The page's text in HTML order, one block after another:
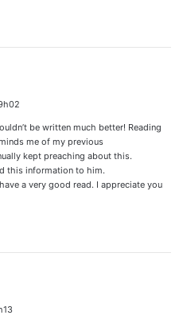
be written much better! Reading
me of my previous
kept preaching about this.
this information to him.
a very good read. I appreciate you